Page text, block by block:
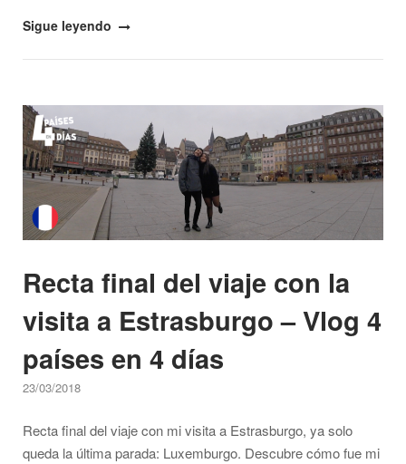
"Nuestra
viaje
«4
países
en
días»
Vlog
4
países
4
días"
Sigue leyendo
Open post
Recta final del viaje con la
visita a Estrasburgo – Vlog 4
países en 4 días
23/03/2018
Recta final del viaje con mi visita a Estrasburgo, ya solo
queda la última parada: Luxemburgo. Descubre cómo fue mi